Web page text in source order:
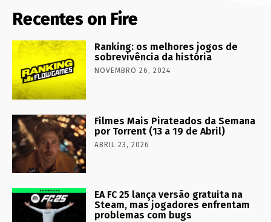
Recentes on Fire
Ranking: os melhores jogos de
sobrevivência da história
NOVEMBRO 26, 2024
Filmes Mais Pirateados da Semana
por Torrent (13 a 19 de Abril)
ABRIL 23, 2026
EA FC 25 lança versão gratuita na
Steam, mas jogadores enfrentam
problemas com bugs